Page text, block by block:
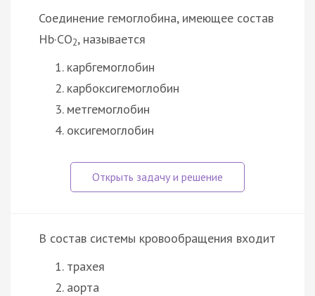
Соединение гемоглобина, имеющее состав
Hb·CO2, называется
карбгемоглобин
карбоксигемоглобин
метгемоглобин
оксигемоглобин
В состав системы кровообращения входит
трахея
аорта